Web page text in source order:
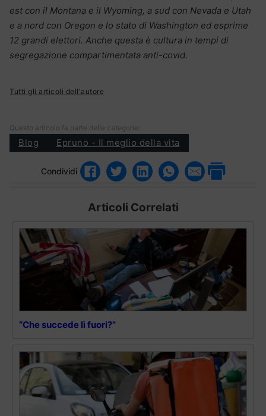
est con il Montana e il Wyoming, a sud con Nevada e Utah
e a nord con Oregon e lo stato di Washington ed esprime
12 grandi elettori. Anche questa è cultura in tempi di
segregazione compartimentata anti-covid.
Tutti gli articoli dell'autore
Questo articolo fa parte delle categorie:
Blog Epruno - Il meglio della vita
Condividi
Articoli Correlati
“Che succede lì fuori?”